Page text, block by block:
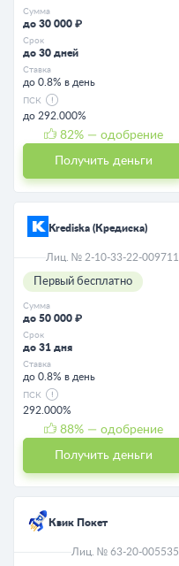
Сумма
до 30 000 ₽
Срок
до 30 дней
Ставка
до 0.8% в день
ПСК
до 292.000%
82% — одобрение
Получить деньги
Krediska (Кредиска)
Лиц. № 2-10-33-22-009711
Первый бесплатно
Сумма
до 50 000 ₽
Срок
до 31 дня
Ставка
до 0.8% в день
ПСК
292.000%
88% — одобрение
Получить деньги
Квик Покет
Лиц. № 63-20-005535